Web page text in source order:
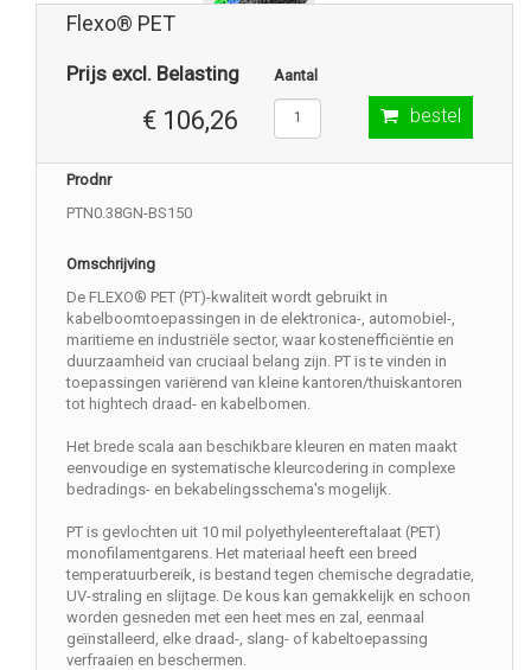
Flexo® PET
Prijs excl. Belasting
€ 106,26
Aantal
bestel
Prodnr
PTN0.38GN-BS150
Omschrijving
De FLEXO® PET (PT)-kwaliteit wordt gebruikt in
kabelboomtoepassingen in de elektronica-, automobiel-,
maritieme en industriële sector, waar kostenefficiëntie en
duurzaamheid van cruciaal belang zijn. PT is te vinden in
toepassingen variërend van kleine kantoren/thuiskantoren
tot hightech draad- en kabelbomen.
Het brede scala aan beschikbare kleuren en maten maakt
eenvoudige en systematische kleurcodering in complexe
bedradings- en bekabelingsschema's mogelijk.
PT is gevlochten uit 10 mil polyethyleentereftalaat (PET)
monofilamentgarens. Het materiaal heeft een breed
temperatuurbereik, is bestand tegen chemische degradatie,
UV-straling en slijtage. De kous kan gemakkelijk en schoon
worden gesneden met een heet mes en zal, eenmaal
geïnstalleerd, elke draad-, slang- of kabeltoepassing
verfraaien en beschermen.